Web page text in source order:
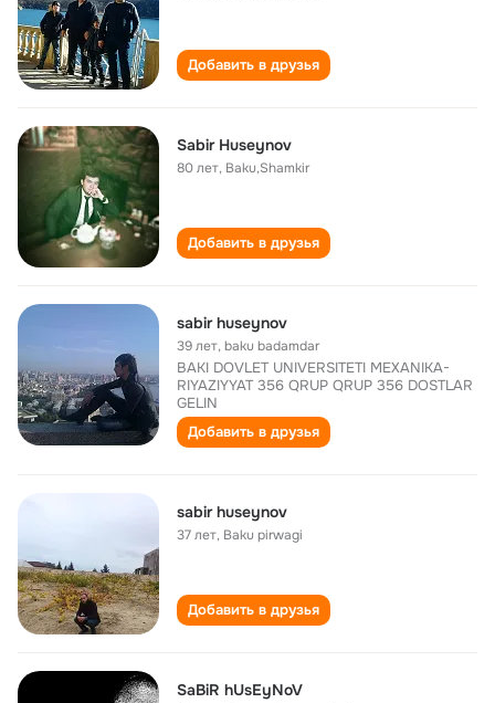
Добавить в друзья
Sabir Huseynov
80 лет, Baku,Shamkir
Добавить в друзья
sabir huseynov
39 лет,baku badamdar
BAKI DOVLET UNIVERSITETI MEXANIKA-
RIYAZIYYAT 356 QRUP QRUP 356 DOSTLAR
GELIN
Добавить в друзья
sabir huseynov
37 лет, Baku pirwagi
Добавить в друзья
SaBiR hUsEyNoV